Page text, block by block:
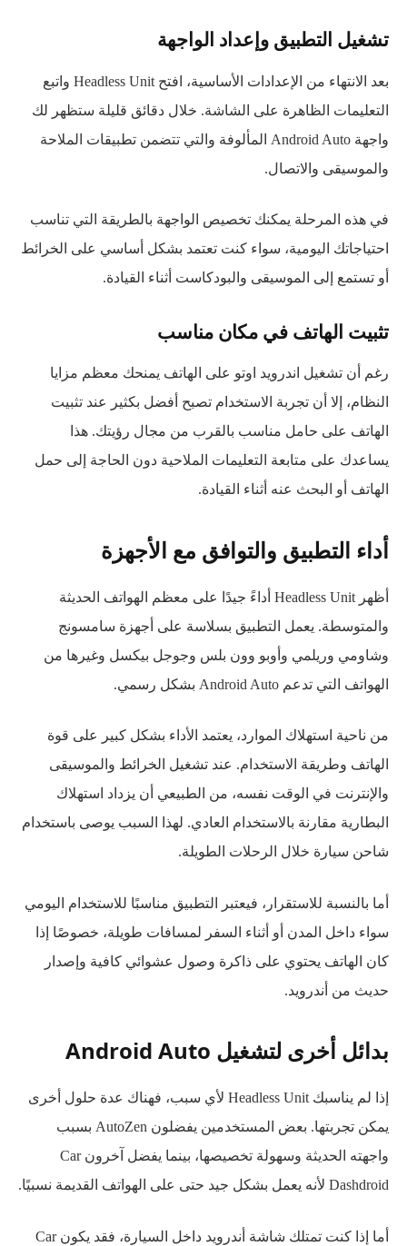
تشغيل التطبيق وإعداد الواجهة
بعد الانتهاء من الإعدادات الأساسية، افتح Headless Unit واتبع
التعليمات الظاهرة على الشاشة. خلال دقائق قليلة ستظهر لك
واجهة Android Auto المألوفة والتي تتضمن تطبيقات الملاحة
والموسيقى والاتصال.
في هذه المرحلة يمكنك تخصيص الواجهة بالطريقة التي تناسب
احتياجاتك اليومية، سواء كنت تعتمد بشكل أساسي على الخرائط
أو تستمع إلى الموسيقى والبودكاست أثناء القيادة.
تثبيت الهاتف في مكان مناسب
رغم أن تشغيل اندرويد اوتو على الهاتف يمنحك معظم مزايا
النظام، إلا أن تجربة الاستخدام تصبح أفضل بكثير عند تثبيت
الهاتف على حامل مناسب بالقرب من مجال رؤيتك. هذا
يساعدك على متابعة التعليمات الملاحية دون الحاجة إلى حمل
الهاتف أو البحث عنه أثناء القيادة.
أداء التطبيق والتوافق مع الأجهزة
أظهر Headless Unit أداءً جيدًا على معظم الهواتف الحديثة
والمتوسطة. يعمل التطبيق بسلاسة على أجهزة سامسونج
وشاومي وريلمي وأوبو وون بلس وجوجل بيكسل وغيرها من
الهواتف التي تدعم Android Auto بشكل رسمي.
من ناحية استهلاك الموارد، يعتمد الأداء بشكل كبير على قوة
الهاتف وطريقة الاستخدام. عند تشغيل الخرائط والموسيقى
والإنترنت في الوقت نفسه، من الطبيعي أن يزداد استهلاك
البطارية مقارنة بالاستخدام العادي. لهذا السبب يوصى باستخدام
شاحن سيارة خلال الرحلات الطويلة.
أما بالنسبة للاستقرار، فيعتبر التطبيق مناسبًا للاستخدام اليومي
سواء داخل المدن أو أثناء السفر لمسافات طويلة، خصوصًا إذا
كان الهاتف يحتوي على ذاكرة وصول عشوائي كافية وإصدار
حديث من أندرويد.
بدائل أخرى لتشغيل Android Auto
إذا لم يناسبك Headless Unit لأي سبب، فهناك عدة حلول أخرى
يمكن تجربتها. بعض المستخدمين يفضلون AutoZen بسبب
واجهته الحديثة وسهولة تخصيصها، بينما يفضل آخرون Car
Dashdroid لأنه يعمل بشكل جيد حتى على الهواتف القديمة نسبيًا.
أما إذا كنت تمتلك شاشة أندرويد داخل السيارة، فقد يكون Car